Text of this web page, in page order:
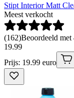
Stipt Interior Matt
Meest verkocht
(162)Beoordeeld
19.99
Prijs: 19.99 euro